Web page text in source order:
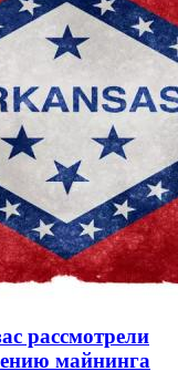
рассмотрели
майнинга